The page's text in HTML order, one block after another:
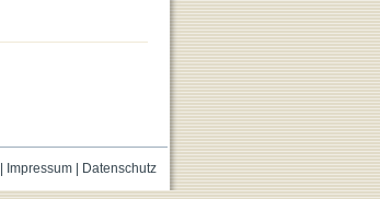
Impressum| Datenschutz